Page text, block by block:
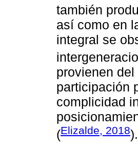
también
así como en
integral se
provienen
participación
complicidad
(Elizalde, 2018).